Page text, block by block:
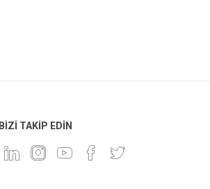
BIZI TAKIP EDIN